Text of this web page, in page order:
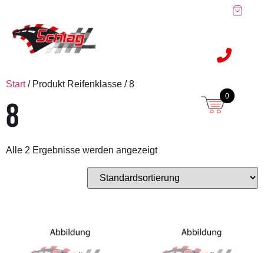
Start/ Produkt Reifenklasse / 8
8
Alle 2 Ergebnisse werden angezeigt
0